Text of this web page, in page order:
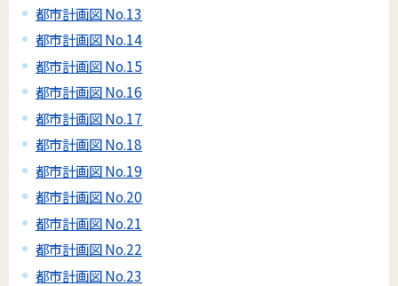
都市計画図 No.13
都市計画図 No.14
都市計画図 No.15
都市計画図 No.16
都市計画図 No.17
都市計画図 No.18
都市計画図 No.19
都市計画図 No.20
都市計画図 No.21
都市計画図 No.22
都市計画図 No.23